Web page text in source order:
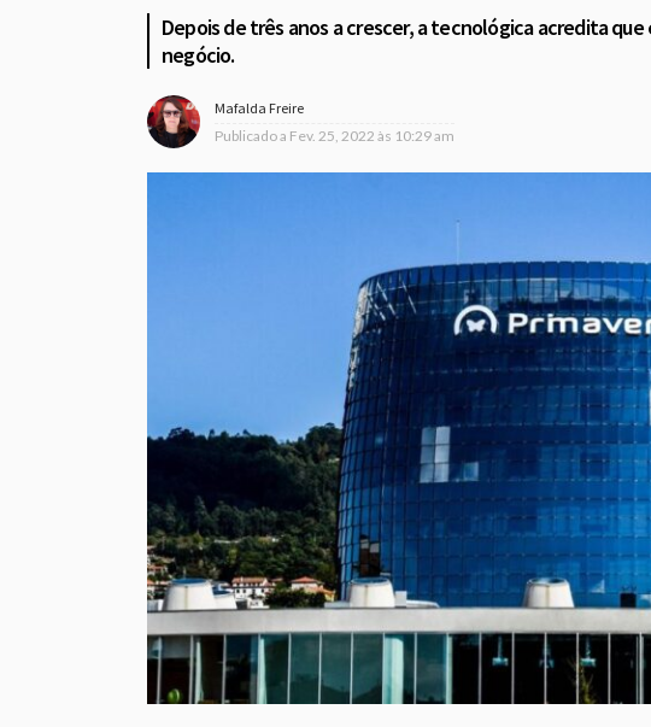
Depois de três anos a crescer, a tecnológica acredita
negócio.
Mafalda Freire
Publicado a Fev. 25, 2022 às 10:29 am